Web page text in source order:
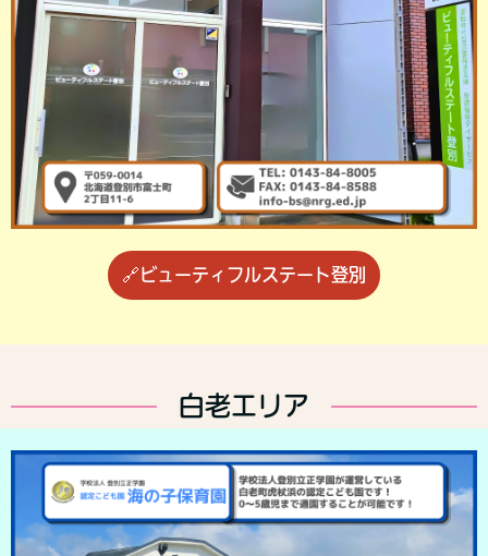
🔗ビューティフルステート登別
白老エリア